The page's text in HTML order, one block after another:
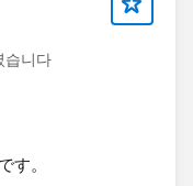
습니다
す。